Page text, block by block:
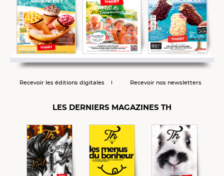
Recevoir les éditions digitales Recevoir nos newsletters
LES DERNIERS MAGAZINES TH